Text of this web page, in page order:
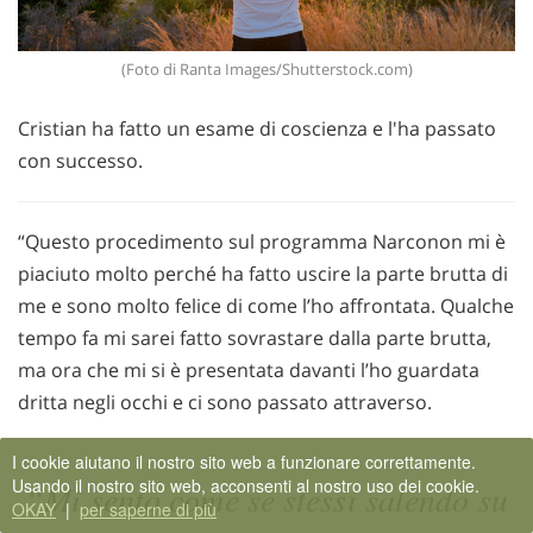
(Foto di Ranta Images/Shutterstock.com)
Cristian ha fatto un esame di coscienza e l'ha passato
con successo.
“Questo procedimento sul programma Narconon mi è
piaciuto molto perché ha fatto uscire la parte brutta di
me e sono molto felice di come l’ho affrontata. Qualche
tempo fa mi sarei fatto sovrastare dalla parte brutta,
ma ora che mi si è presentata davanti l’ho guardata
dritta negli occhi e ci sono passato attraverso.
“Mi sento come se stessi salendo su
I cookie aiutano il nostro sito web a funzionare correttamente.
Usando il nostro sito web, acconsenti al nostro uso dei cookie.
OKAY | per saperne di più